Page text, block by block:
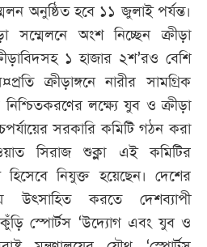
অনুষ্ঠিত হবে ১১ জুলাই পর্যন্ত।
সম্মেলনে অংশ নিচ্ছেন ক্রীড়া
১ হাজার ২শ’রও বেশি
ক্রীড়াঙ্গনে নারীর সামগ্রিক
লক্ষ্যে যুব ও ক্রীড়া
সরকারি কমিটি গঠন করা
সিরাজ শুক্লা এই কমিটির
নিযুক্ত হয়েছেন। দেশের
উৎসাহিত করতে দেশব্যাপী
স্পোর্টস ‘উদ্যোগ এবং যুব ও